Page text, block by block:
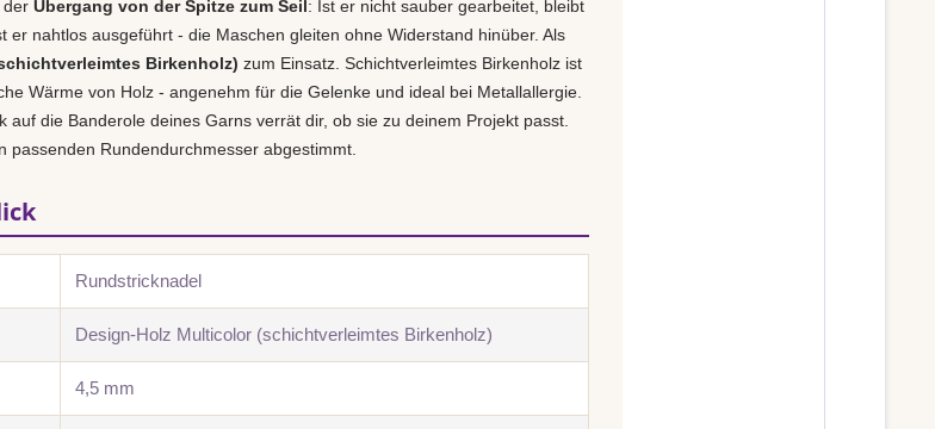
der Übergang von der Spitze zum Seil: Ist er nicht sauber gearbeitet, bleibt
er nahtlos ausgeführt - die Maschen gleiten ohne Widerstand hinüber. Als
Birkenholz) zum Einsatz. Schichtverleimtes Birkenholz ist
Wärme von Holz - angenehm für die Gelenke und ideal bei Metallallergie.
auf die Banderole deines Garns verrät dir, ob sie zu deinem Projekt passt.
passenden Rundendurchmesser abgestimmt.
Rundstricknadel
Design-Holz Multicolor (schichtverleimtes Birkenholz)
4,5 mm